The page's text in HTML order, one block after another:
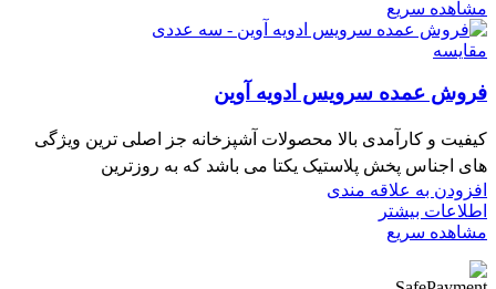
مشاهده سریع
مقایسه
فروش عمده سرویس ادویه آوین
کیفیت و کارآمدی بالا محصولات آشپزخانه جز اصلی ترین ویژگی
های اجناس پخش پلاستیک یکتا می باشد که به روزترین
افزودن به علاقه مندی
اطلاعات بیشتر
مشاهده سریع